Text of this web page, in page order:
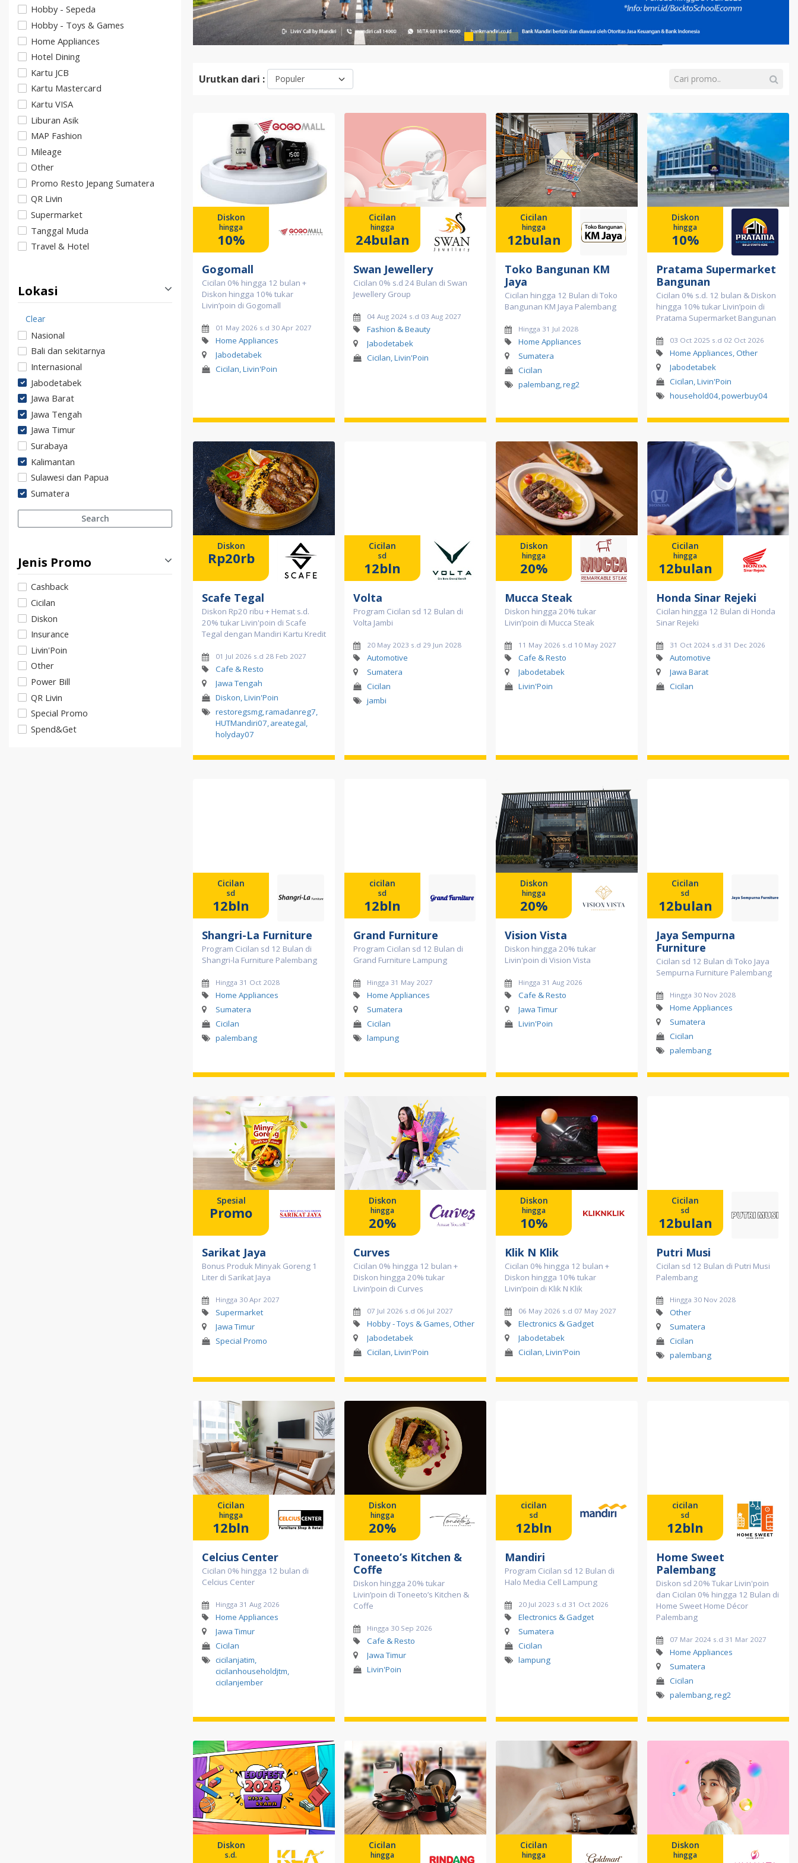
Hobby - Sepeda
Hobby - Toys & Games
Home Appliances
Hotel Dining
Kartu JCB
Kartu Mastercard
Kartu VISA
Liburan Asik
MAP Fashion
Mileage
Other
Promo Resto Jepang Sumatera
QR Livin
Supermarket
Tanggal Muda
Travel & Hotel
Lokasi
Clear
Nasional
Bali dan sekitarnya
Internasional
Jabodetabek
Jawa Barat
Jawa Tengah
Jawa Timur
Surabaya
Kalimantan
Sulawesi dan Papua
Sumatera
Search
Jenis Promo
Cashback
Cicilan
Diskon
Insurance
Livin'Poin
Other
Power Bill
QR Livin
Special Promo
Spend&Get
Urutkan dari :
Diskon
hingga
10%
Gogomall
Cicilan 0% hingga 12 bulan +
Diskon hingga 10% tukar
Livin’poin di Gogomall
01 May 2026 s.d 30 Apr 2027
Home Appliances
Jabodetabek
Cicilan, Livin'Poin
Cicilan
hingga
24bulan
Swan Jewellery
Cicilan 0% s.d 24 Bulan di Swan
Jewellery Group
04 Aug 2024 s.d 03 Aug 2027
Fashion & Beauty
Jabodetabek
Cicilan, Livin'Poin
Cicilan
hingga
12bulan
Toko Bangunan KM
Jaya
Cicilan hingga 12 Bulan di Toko
Bangunan KM Jaya Palembang
Hingga 31 Jul 2028
Home Appliances
Sumatera
Cicilan
palembang,reg2
Diskon
hingga
10%
Pratama Supermarket
Bangunan
Cicilan 0% s.d. 12 bulan & Diskon
hingga 10% tukar Livin’poin di
Pratama Supermarket Bangunan
03 Oct 2025 s.d 02 Oct 2026
Home Appliances, Other
Jabodetabek
Cicilan, Livin'Poin
household04,powerbuy04
Diskon
Rp20rb
Scafe Tegal
Diskon Rp20 ribu + Hemat s.d.
20% tukar Livin'poin di Scafe
Tegal dengan Mandiri Kartu Kredit
01 Jul 2026 s.d 28 Feb 2027
Cafe & Resto
Jawa Tengah
Diskon, Livin'Poin
restoregsmg,ramadanreg7,
HUTMandiri07,areategal,
holyday07
Cicilan
sd
12bln
Volta
Program Cicilan sd 12 Bulan di
Volta Jambi
20 May 2023 s.d 29 Jun 2028
Automotive
Sumatera
Cicilan
jambi
Diskon
hingga
20%
Mucca Steak
Diskon hingga 20% tukar
Livin’poin di Mucca Steak
11 May 2026 s.d 10 May 2027
Cafe & Resto
Jabodetabek
Livin'Poin
Cicilan
hingga
12bulan
Honda Sinar Rejeki
Cicilan hingga 12 Bulan di Honda
Sinar Rejeki
31 Oct 2024 s.d 31 Dec 2026
Automotive
Jawa Barat
Cicilan
Cicilan
sd
12bln
Shangri-La Furniture
Program Cicilan sd 12 Bulan di
Shangri-la Furniture Palembang
Hingga 31 Oct 2028
Home Appliances
Sumatera
Cicilan
palembang
cicilan
sd
12bln
Grand Furniture
Program Cicilan sd 12 Bulan di
Grand Furniture Lampung
Hingga 31 May 2027
Home Appliances
Sumatera
Cicilan
lampung
Diskon
hingga
20%
Vision Vista
Diskon hingga 20% tukar
Livin'poin di Vision Vista
Hingga 31 Aug 2026
Cafe & Resto
Jawa Timur
Livin'Poin
Cicilan
sd
12bulan
Jaya Sempurna
Furniture
Cicilan sd 12 Bulan di Toko Jaya
Sempurna Furniture Palembang
Hingga 30 Nov 2028
Home Appliances
Sumatera
Cicilan
palembang
Spesial
Promo
Sarikat Jaya
Bonus Produk Minyak Goreng 1
Liter di Sarikat Jaya
Hingga 30 Apr 2027
Supermarket
Jawa Timur
Special Promo
Diskon
hingga
20%
Curves
Cicilan 0% hingga 12 bulan +
Diskon hingga 20% tukar
Livin’poin di Curves
07 Jul 2026 s.d 06 Jul 2027
Hobby - Toys & Games, Other
Jabodetabek
Cicilan, Livin'Poin
Diskon
hingga
10%
Klik N Klik
Cicilan 0% hingga 12 bulan +
Diskon hingga 10% tukar
Livin’poin di Klik N Klik
06 May 2026 s.d 07 May 2027
Electronics & Gadget
Jabodetabek
Cicilan, Livin'Poin
Cicilan
sd
12bulan
Putri Musi
Cicilan sd 12 Bulan di Putri Musi
Palembang
Hingga 30 Nov 2028
Other
Sumatera
Cicilan
palembang
Cicilan
hingga
12bln
Celcius Center
Cicilan 0% hingga 12 bulan di
Celcius Center
Hingga 31 Aug 2026
Home Appliances
Jawa Timur
Cicilan
cicilanjatim,
cicilanhouseholdjtm,
cicilanjember
Diskon
hingga
20%
Toneeto’s Kitchen &
Coffe
Diskon hingga 20% tukar
Livin’poin di Toneeto’s Kitchen &
Coffe
Hingga 30 Sep 2026
Cafe & Resto
Jawa Timur
Livin'Poin
cicilan
sd
12bln
Mandiri
Program Cicilan sd 12 Bulan di
Halo Media Cell Lampung
20 Jul 2023 s.d 31 Oct 2026
Electronics & Gadget
Sumatera
Cicilan
lampung
cicilan
sd
12bln
Home Sweet
Palembang
Diskon sd 20% Tukar Livin'poin
dan Cicilan 0% hingga 12 Bulan di
Home Sweet Home Décor
Palembang
07 Mar 2024 s.d 31 Mar 2027
Home Appliances
Sumatera
Cicilan
palembang,reg2
Diskon
s.d.
Cicilan
hingga
Cicilan
hingga
Diskon
hingga